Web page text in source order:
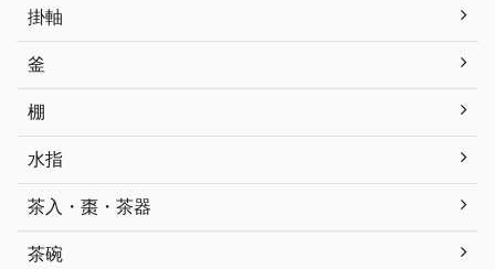
掛軸
釜
棚
水指
茶入・棗・茶器
茶碗